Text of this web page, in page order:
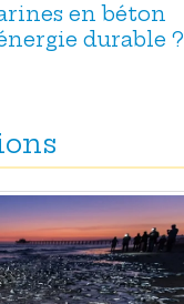
en béton
durable ?